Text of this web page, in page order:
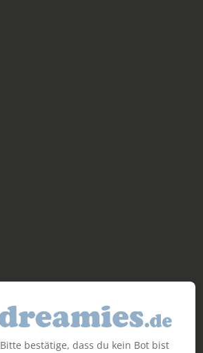
Bitte bestätige, dass du kein Bot bist